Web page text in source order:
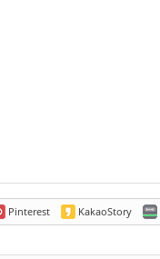
Pinterest KakaoStory